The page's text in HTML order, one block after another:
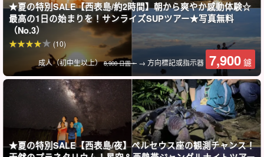
林」。
★夏の特別SALE【西表島/約2時間】朝から爽やか感動体験☆
最高の1日の始まりを！サンライズSUPツアー★写真無料
（No.3）
成人（初中生以上）8,900 日圓。 → 方向標記或指示器 7,900 鑢
(10)
★夏の特別SALE【西表島/夜】ペルセウス座の観測チャンス！